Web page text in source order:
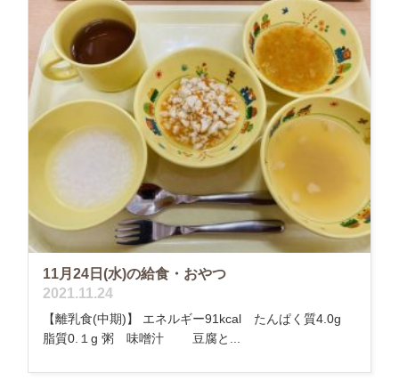
11月24日(水)の給食・おやつ
2021.11.24
【離乳食(中期)】 エネルギー91kcal たんぱく質4.0g
脂質0.１g 粥 味噌汁 豆腐と...